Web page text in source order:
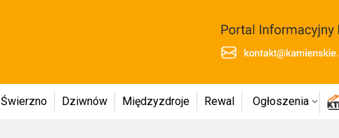
Świerzno Dziwnów Międzyzdroje Rewal Ogłoszenia